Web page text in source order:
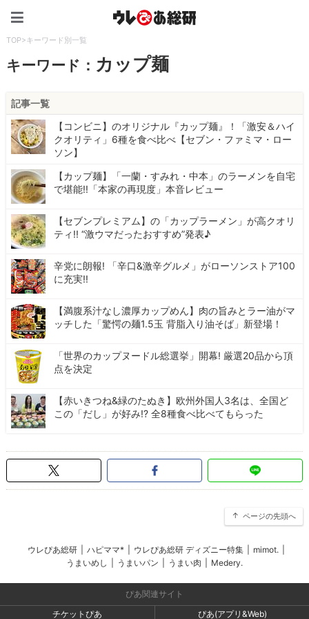
TOP>キーワード別一覧
キーワード： カップ麺
記事一覧
【コンビニ】のオリジナル『カップ麺』！「激安＆ハイ
クオリティ」6種を食べ比べ【セブン・ファミマ・ロー
ソン】
【カップ麺】「一蘭・すみれ・中本」のラーメンを自宅
で堪能!!「本家の再現度」本音レビュー
【セブンプレミアム】の「カップラーメン」が高クオリ
ティ!! “激ウマだったおすすめ”発表♪
辛党に朗報! 「辛口&激辛グルメ」がローソンストア100
に充実!!
【満腹系汁なし濃厚カップめん】肉の旨みとラー油がマ
ッチした「驚愕の麺1.5玉 背脂入り油そば」新登場！
「世界のカップヌードル総選挙」開幕! 厳選20品から頂
点を決定
【赤いきつね&緑のたぬき】欧州外国人3名は、全国ど
この「だし」が好み!? 全8種食べ比べてもらった
ページの先頭へ
ウレぴあ総研 ハピママ* ウレぴあ総研 ディズニー特集 mimot.
うまいめし
うまいパン うまい肉 Medery.
ぴあ関連サイト
チケットぴあ
ぴあ(アプリ&Web)